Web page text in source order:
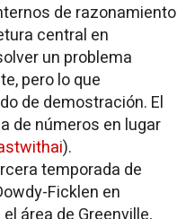
de razonamiento
central en
un problema
pero lo que
de demostración. El
de números en lugar
).
temporada de
Ficklen en